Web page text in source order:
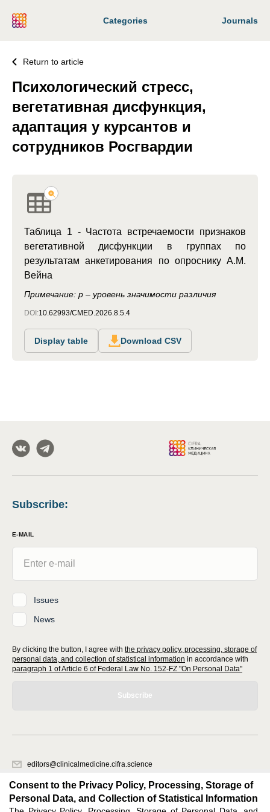
Categories Journals
Return to article
Психологический стресс,
вегетативная дисфункция,
адаптация у курсантов и
сотрудников Росгвардии
Таблица 1 - Частота встречаемости признаков
вегетативной дисфункции в группах по
результатам анкетирования по опроснику А.М.
Вейна
Примечание: p – уровень значимости различия
DOI:10.62993/CMED.2026.8.5.4
Display table Download CSV
Subscribe:
E-MAIL
Issues
News
By clicking the button, I agree with the privacy policy, processing, storage of
personal data, and collection of statistical information in accordance with
paragraph 1 of Article 6 of Federal Law No. 152-FZ "On Personal Data"
Subscribe
editors@clinicalmedicine.cifra.science
620066, Sverdlovsk region, Yekaterinburg, st. Akademicheskaya, 11A,
office 1
Consent to the Privacy Policy, Processing, Storage of
Personal Data, and Collection of Statistical Information